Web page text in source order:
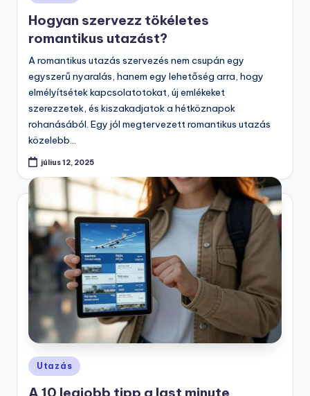
in
Hogyan szervezz tökéletes
romantikus utazást?
A romantikus utazás szervezés nem csupán egy
egyszerű nyaralás, hanem egy lehetőség arra, hogy
elmélyítsétek kapcsolatotokat, új emlékeket
szerezzetek, és kiszakadjatok a hétköznapok
rohanásából. Egy jól megtervezett romantikus utazás
közelebb…
július 12, 2025
Posted
in
Utazás
A 10 legjobb tipp a last minute